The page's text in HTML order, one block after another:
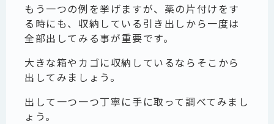
もう一つの例を挙げますが、薬の片付けをす
る時にも、収納している引き出しから一度は
全部出してみる事が重要です。
大きな箱やカゴに収納しているならそこから
出してみましょう。
出して一つ一つ丁寧に手に取って調べてみまし
ょう。